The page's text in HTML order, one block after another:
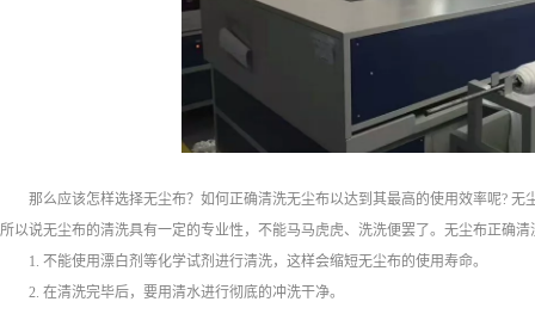
那么应该怎样选择无尘布？如何正确清洗无尘布以达到其最高的使用效率呢?
所以说无尘布的清洗具有一定的专业性，不能马马虎虎、洗洗便罢了。无尘布正确
1. 不能使用漂白剂等化学试剂进行清洗，这样会缩短无尘布的使用寿命。
2. 在清洗完毕后，要用清水进行彻底的冲洗干净。